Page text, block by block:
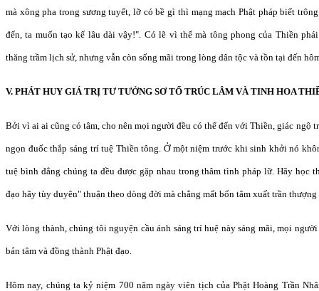
mà xông pha trong sương tuyết, lỡ có bề gì thì mạng mạch Phật pháp biết
đến, ta muốn tạo kế lâu dài vậy!". Có lẽ vì thế mà tông phong của Thiền
thăng trầm lịch sử, nhưng vẫn còn sống mãi trong lòng dân tộc và tồn tại đến
V. PHÁT HUY GIÁ TRỊ TƯ TƯỞNG SƠ TỔ TRÚC LÂM VÀ TINH HOA
Bởi vì ai ai cũng có tâm, cho nên mọi người đều có thể đến với Thiền, giác ngộ
ngọn đuốc thắp sáng trí tuệ Thiền tông. Ở một niệm trước khi sinh khởi nó
tuệ bình đẳng chúng ta đều được gặp nhau trong thâm tình pháp lữ. Hãy học
đạo hãy tùy duyên" thuận theo dòng đời mà chẳng mất bổn tâm xuất trần thượng
Với lòng thành, chúng tôi nguyện cầu ánh sáng trí huệ này sáng mãi, mọi
bản tâm và đồng thành Phật đạo.
Hôm nay, chúng ta kỷ niệm 700 năm ngày viên tịch của Phật Hoàng Trần